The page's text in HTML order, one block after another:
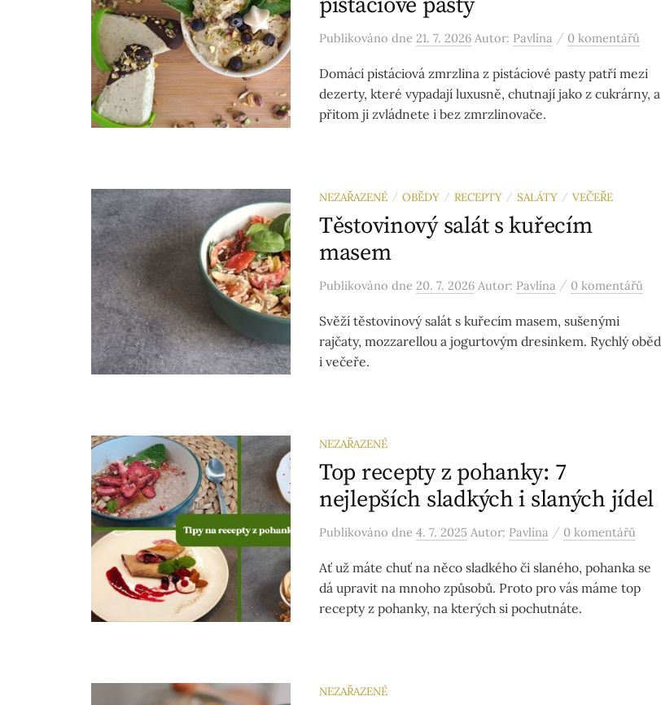
Publikováno dne 21. 7. 2026 Autor: Pavlína / 0 komentářů
Domácí pistáciová zmrzlina z pistáciové pasty patří mezi
dezerty, které vypadají luxusně, chutnají jako z cukrárny, a
přitom ji zvládnete i bez zmrzlinovače.
NEZAŘAZENÉ / OBĚDY / RECEPTY / SALÁTY / VEČEŘE
Těstovinový salát s kuřecím
masem
Publikováno dne 20. 7. 2026 Autor: Pavlína / 0 komentářů
Svěží těstovinový salát s kuřecím masem, sušenými
rajčaty, mozzarellou a jogurtovým dresinkem. Rychlý oběd
i večeře.
NEZAŘAZENÉ
Top recepty z pohanky: 7
nejlepších sladkých i slaných jídel
Publikováno dne 4. 7. 2025 Autor: Pavlína / 0 komentářů
Ať už máte chuť na něco sladkého či slaného, pohanka se
dá upravit na mnoho způsobů. Proto pro vás máme top
recepty z pohanky, na kterých si pochutnáte.
NEZAŘAZENÉ